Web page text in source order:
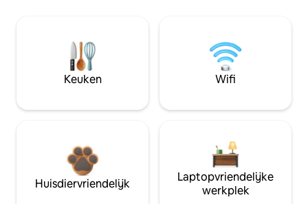
Keuken Wifi
Huisdiervriendelijk
Laptopvriendelijke
werkplek